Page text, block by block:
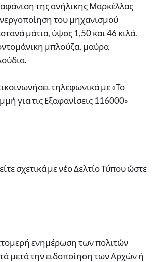
της ανήλικης Μαρκέλλας
του μηχανισμού
μάτια, ύψος 1,50 και 46 κιλά.
μπλούζα, μαύρα
τηλεφωνικά με «Το
για τις Εξαφανίσεις 116000»
σχετικά με νέο Δελτίο Τύπου ώστε
ενημέρωση των πολιτών
μετά την ειδοποίηση των Αρχών ή